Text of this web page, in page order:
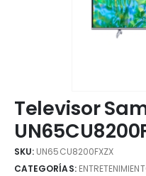
Televisor
SKU: UN65CU8200FXZX
CATEGORÍAS: